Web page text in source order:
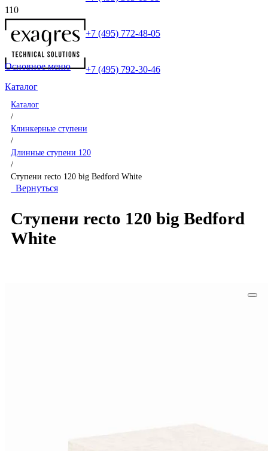
+7 (495) 772-48-05
+7 (495) 792-30-46
Основное меню
Каталог
Каталог
/
Клинкерные ступени
/
Длинные ступени 120
/
Ступени recto 120 big Bedford White
Вернуться
Ступени recto 120 big Bedford
White